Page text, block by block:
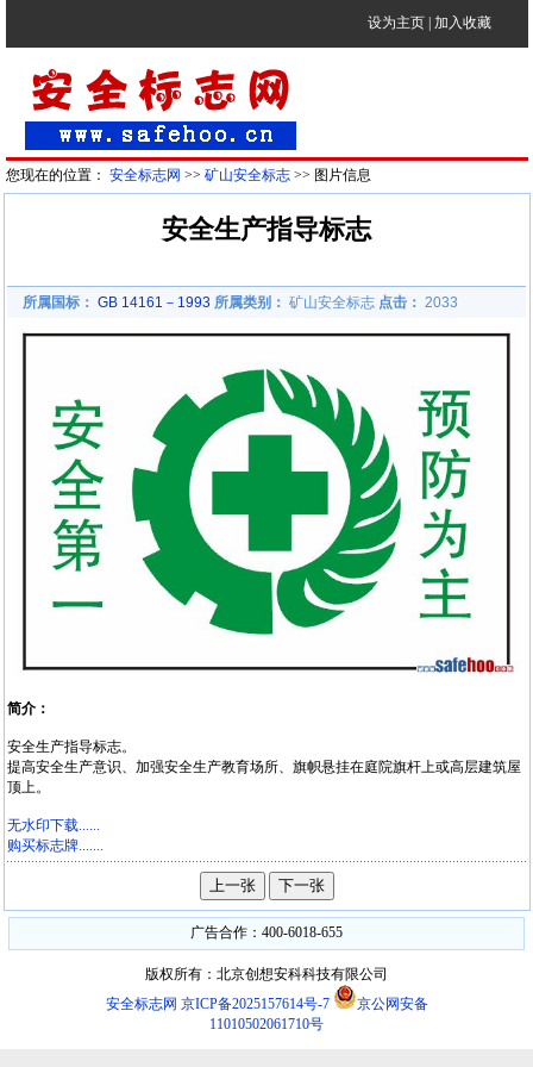
设为主页 加入收藏
您现在的位置： 安全标志网 >> 矿山安全标志>> 图片信息
安全生产指导标志
所属国标： GB 14161－1993 所属类别： 矿山安全标志 点击： 2033
简介：
安全生产指导标志。
提高安全生产意识、加强安全生产教育场所、旗帜悬挂在庭院旗杆上或高层建筑屋
顶上。
无水印下载......
购买标志牌.......
广告合作：400-6018-655
版权所有：北京创想安科科技有限公司
安全标志网 京ICP备2025157614号-7
京公网安备
11010502061710号